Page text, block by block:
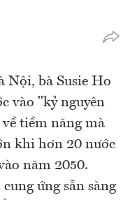
Nội, bà Susie Ho
vào "kỷ nguyên
tiềm năng mà
khi hơn 20 nước
năm 2050.
ứng sẵn sàng